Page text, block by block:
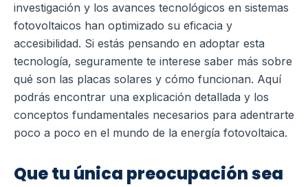
investigación y los avances tecnológicos en sistemas
fotovoltaicos han optimizado su eficacia y
accesibilidad. Si estás pensando en adoptar esta
tecnología, seguramente te interese saber más sobre
qué son las placas solares y cómo funcionan. Aquí
podrás encontrar una explicación detallada y los
conceptos fundamentales necesarios para adentrarte
poco a poco en el mundo de la energía fotovoltaica.
Que tu única preocupación sea